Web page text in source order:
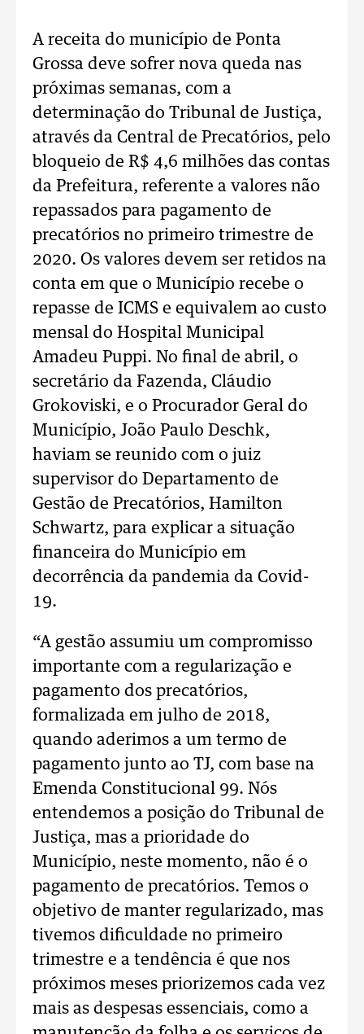
A receita do município de Ponta
Grossa deve sofrer nova queda nas
próximas semanas, com a
determinação do Tribunal de Justiça,
através da Central de Precatórios, pelo
bloqueio de R$ 4,6 milhões das contas
da Prefeitura, referente a valores não
repassados para pagamento de
precatórios no primeiro trimestre de
2020. Os valores devem ser retidos na
conta em que o Município recebe o
repasse de ICMS e equivalem ao custo
mensal do Hospital Municipal
Amadeu Puppi. No final de abril, o
secretário da Fazenda, Cláudio
Grokoviski, e o Procurador Geral do
Município, João Paulo Deschk,
haviam se reunido com o juiz
supervisor do Departamento de
Gestão de Precatórios, Hamilton
Schwartz, para explicar a situação
financeira do Município em
decorrência da pandemia da Covid-
19.
“A gestão assumiu um compromisso
importante com a regularização e
pagamento dos precatórios,
formalizada em julho de 2018,
quando aderimos a um termo de
pagamento junto ao TJ, com base na
Emenda Constitucional 99. Nós
entendemos a posição do Tribunal de
Justiça, mas a prioridade do
Município, neste momento, não é o
pagamento de precatórios. Temos o
objetivo de manter regularizado, mas
tivemos dificuldade no primeiro
trimestre e a tendência é que nos
próximos meses priorizemos cada vez
mais as despesas essenciais, como a